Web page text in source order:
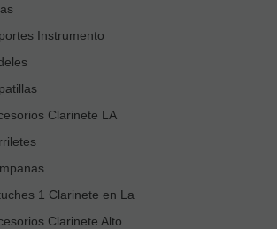
Instrumento
Clarinete LA
1 Clarinete en La
Clarinete Alto